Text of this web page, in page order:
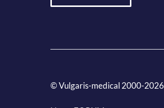
© Vulgaris-medical 2000-2026